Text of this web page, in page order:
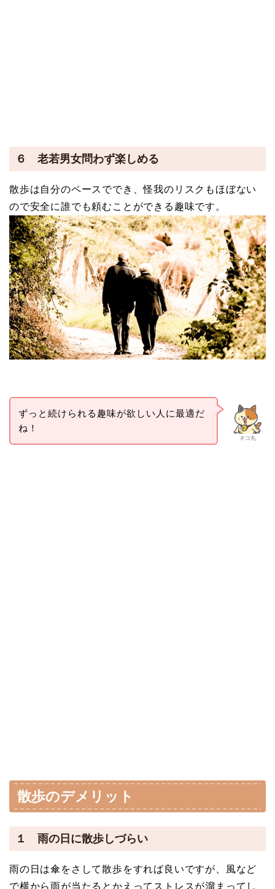
６ 老若男女問わず楽しめる
散歩は自分のペースででき、怪我のリスクもほぼない
ので安全に誰でも頼むことができる趣味です。
ネコ丸
ずっと続けられる趣味が欲しい人に最適だ
ね！
散歩のデメリット
１ 雨の日に散歩しづらい
雨の日は傘をさして散歩をすれば良いですが、風など
で横から雨が当たるとかえってストレスが溜まってし